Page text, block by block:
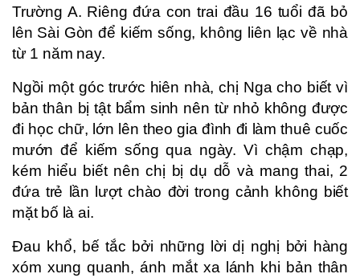
Trường A. Riêng đứa con trai đầu 16 tuổi đã bỏ
lên Sài Gòn để kiếm sống, không liên lạc về nhà
từ 1 năm nay.
Ngồi một góc trước hiên nhà, chị Nga cho biết vì
bản thân bị tật bẩm sinh nên từ nhỏ không được
đi học chữ, lớn lên theo gia đình đi làm thuê cuốc
mướn để kiếm sống qua ngày. Vì chậm chạp,
kém hiểu biết nên chị bị dụ dỗ và mang thai, 2
đứa trẻ lần lượt chào đời trong cảnh không biết
mặt bố là ai.
Đau khổ, bế tắc bởi những lời dị nghị bởi hàng
xóm xung quanh, ánh mắt xa lánh khi bản thân